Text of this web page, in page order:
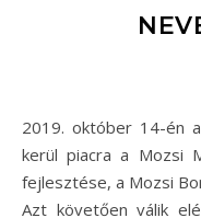
2019. október 14-én a
kerül piacra a Mozsi
fejlesztése, a Mozsi
Azt követően válik